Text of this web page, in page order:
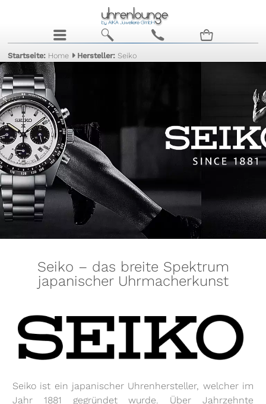
j b c n
Startseite: Home Hersteller:Seiko
Seiko – das breite Spektrum
japanischer Uhrmacherkunst
Seiko ist ein japanischer Uhrenhersteller, welcher im
Jahr 1881 gegründet wurde. Über Jahrzehnte